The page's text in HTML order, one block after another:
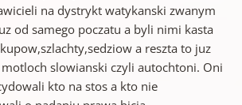
na dystrykt watykanski zwanym
od samego poczatu a byli nimi kasta
a reszta to juz
slowianski czyli autochtoni. Oni
kto na stos a kto nie